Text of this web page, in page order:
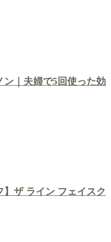
ン｜夫婦で5回使った効
】ザ ライン フェイスク